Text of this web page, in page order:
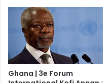
Ghana | 3e Forum